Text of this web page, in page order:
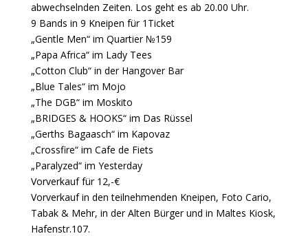
abwechselnden Zeiten. Los geht es ab 20.00 Uhr.
9 Bands in 9 Kneipen für 1Ticket
„Gentle Men“ im Quartier №159
„Papa Africa“ im Lady Tees
„Cotton Club“ in der Hangover Bar
„Blue Tales“ im Mojo
„The DGB“ im Moskito
„BRIDGES & HOOKS“ im Das Rüssel
„Gerths Bagaasch“ im Kapovaz
„Crossfire“ im Cafe de Fiets
„Paralyzed“ im Yesterday
Vorverkauf für 12,-€
Vorverkauf in den teilnehmenden Kneipen, Foto Cario,
Tabak & Mehr, in der Alten Bürger und in Maltes Kiosk,
Hafenstr.107.